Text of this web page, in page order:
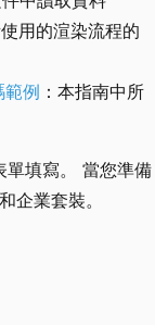
用的渲染流程的
例 ：本指南中所
填寫。 當您準備
企業套裝。